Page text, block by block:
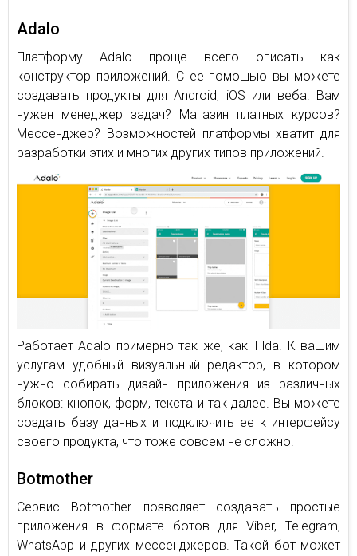
Adalo
Платформу Adalo проще всего описать как
конструктор приложений. С ее помощью вы можете
создавать продукты для Android, iOS или веба. Вам
нужен менеджер задач? Магазин платных курсов?
Мессенджер? Возможностей платформы хватит для
разработки этих и многих других типов приложений.
Работает Adalo примерно так же, как Tilda. К вашим
услугам удобный визуальный редактор, в котором
нужно собирать дизайн приложения из различных
блоков: кнопок, форм, текста и так далее. Вы можете
создать базу данных и подключить ее к интерфейсу
своего продукта, что тоже совсем не сложно.
Botmother
Сервис Botmother позволяет создавать простые
приложения в формате ботов для Viber, Telegram,
WhatsApp и других мессенджеров. Такой бот может